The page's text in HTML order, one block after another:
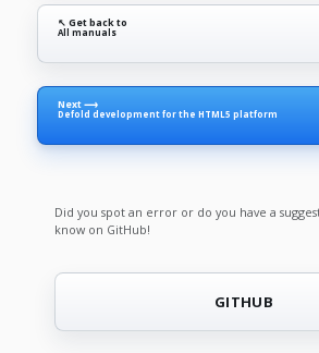
↖ Get back to
All manuals
Next ⟶
Defold development for the HTML5 platform
Did you spot an error or do you have a
know on GitHub!
GITHUB